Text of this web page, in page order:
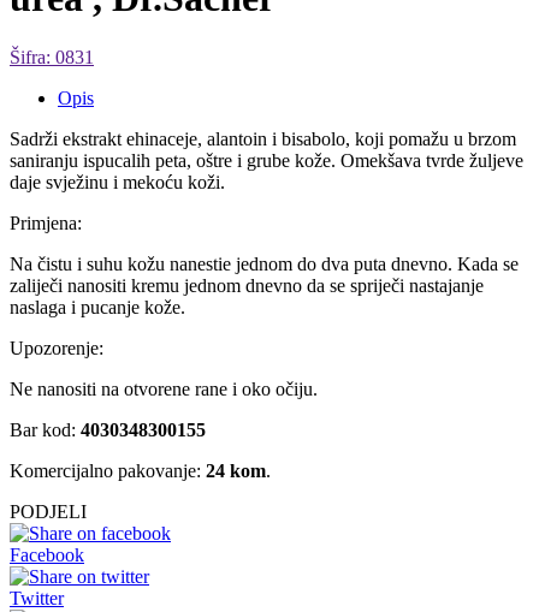
Šifra: 0831
Opis
Sadrži ekstrakt ehinaceje, alantoin i bisabolo, koji pomažu u brzom
saniranju ispucalih peta, oštre i grube kože. Omekšava tvrde žuljeve
daje svježinu i mekoću koži.
Primjena:
Na čistu i suhu kožu nanestie jednom do dva puta dnevno. Kada se
zaliječi nanositi kremu jednom dnevno da se spriječi nastajanje
naslaga i pucanje kože.
Upozorenje:
Ne nanositi na otvorene rane i oko očiju.
Bar kod: 4030348300155
Komercijalno pakovanje: 24 kom.
PODJELI
Facebook
Twitter